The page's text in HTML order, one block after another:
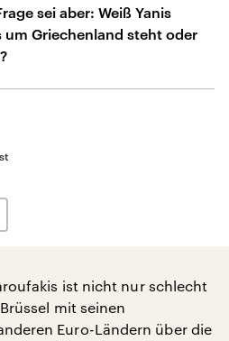
sei aber: Weiß Yanis
Griechenland steht oder
ist nicht nur schlecht
mit seinen
Euro-Ländern über die